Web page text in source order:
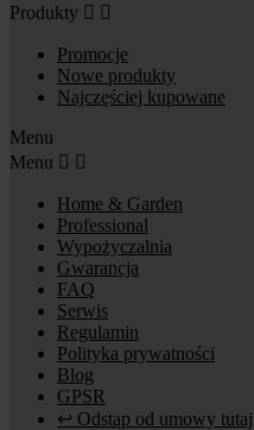
Produkty  
Promocje
Nowe produkty
Najczęściej kupowane
Menu
Menu  
Home & Garden
Professional
Wypożyczalnia
Gwarancja
FAQ
Serwis
Regulamin
Polityka prywatności
Blog
GPSR
↩ Odstąp od umowy tutaj